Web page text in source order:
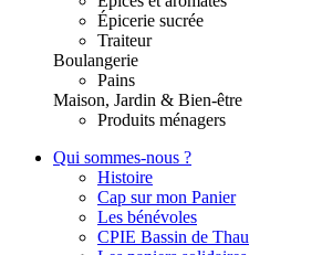
Épicerie sucrée
Traiteur
Boulangerie
Pains
Maison, Jardin & Bien-être
Produits ménagers
Qui sommes-nous ?
Histoire
Cap sur mon Panier
Les bénévoles
CPIE Bassin de Thau